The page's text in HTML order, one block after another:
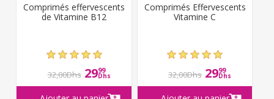
Comprimés effervescents
de Vitamine B12
32,00Dhs 2999
Dhs
Comprimés Effervescents
Vitamine C
32,00Dhs 2999
Dhs